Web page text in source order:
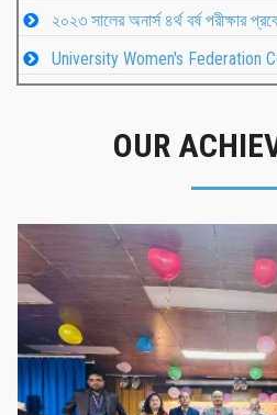
২০২৩ সালের অনার্স ৪র্থ বর্ষ পরীক্ষার
University Women's Federation
OUR